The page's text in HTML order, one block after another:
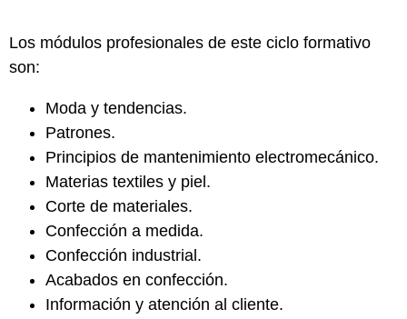
Los módulos profesionales de este ciclo formativo
son:
Moda y tendencias.
Patrones.
Principios de mantenimiento electromecánico.
Materias textiles y piel.
Corte de materiales.
Confección a medida.
Confección industrial .
Acabados en confección.
Información y atención al cliente.